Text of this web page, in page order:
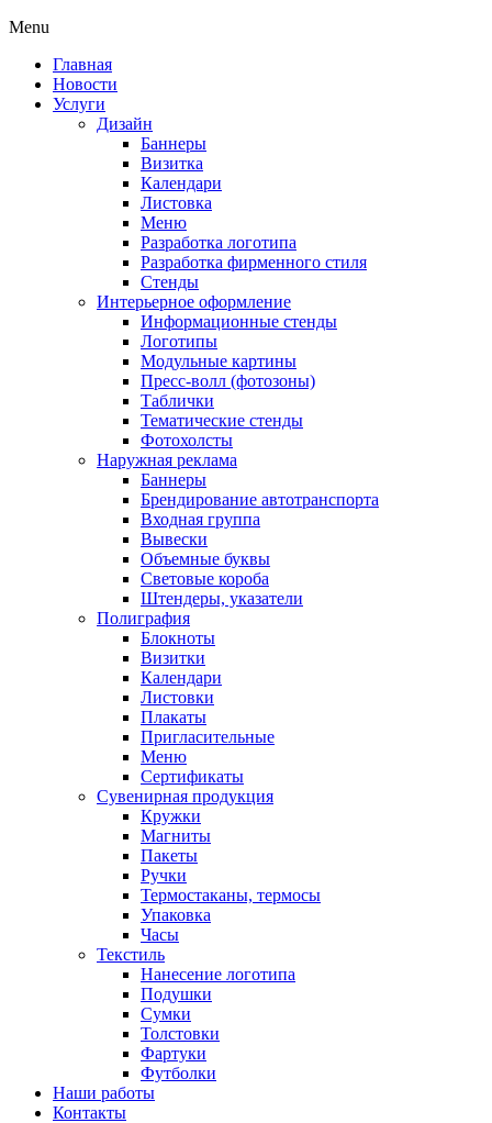
Menu
Главная
Новости
Услуги
Дизайн
Баннеры
Визитка
Календари
Листовка
Меню
Разработка логотипа
Разработка фирменного стиля
Стенды
Интерьерное оформление
Информационные стенды
Логотипы
Модульные картины
Пресс-волл (фотозоны)
Таблички
Тематические стенды
Фотохолсты
Наружная реклама
Баннеры
Брендирование автотранспорта
Входная группа
Вывески
Объемные буквы
Световые короба
Штендеры, указатели
Полиграфия
Блокноты
Визитки
Календари
Листовки
Плакаты
Пригласительные
Меню
Сертификаты
Сувенирная продукция
Кружки
Магниты
Пакеты
Ручки
Термостаканы, термосы
Упаковка
Часы
Текстиль
Нанесение логотипа
Подушки
Сумки
Толстовки
Фартуки
Футболки
Наши работы
Контакты